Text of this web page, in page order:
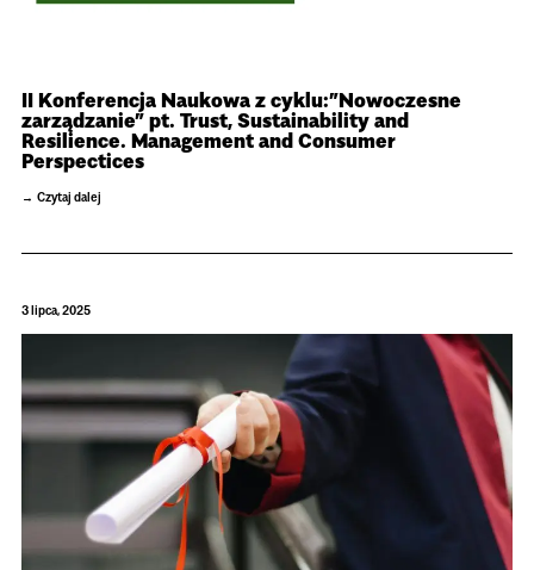
II Konferencja Naukowa z cyklu:”Nowoczesne
zarządzanie” pt. Trust, Sustainability and
Resilience. Management and Consumer
Perspectices
Czytaj dalej
3 lipca, 2025